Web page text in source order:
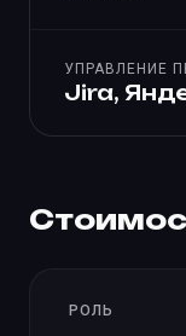
УПРАВЛЕНИЕ
Jira,
РОЛЬ